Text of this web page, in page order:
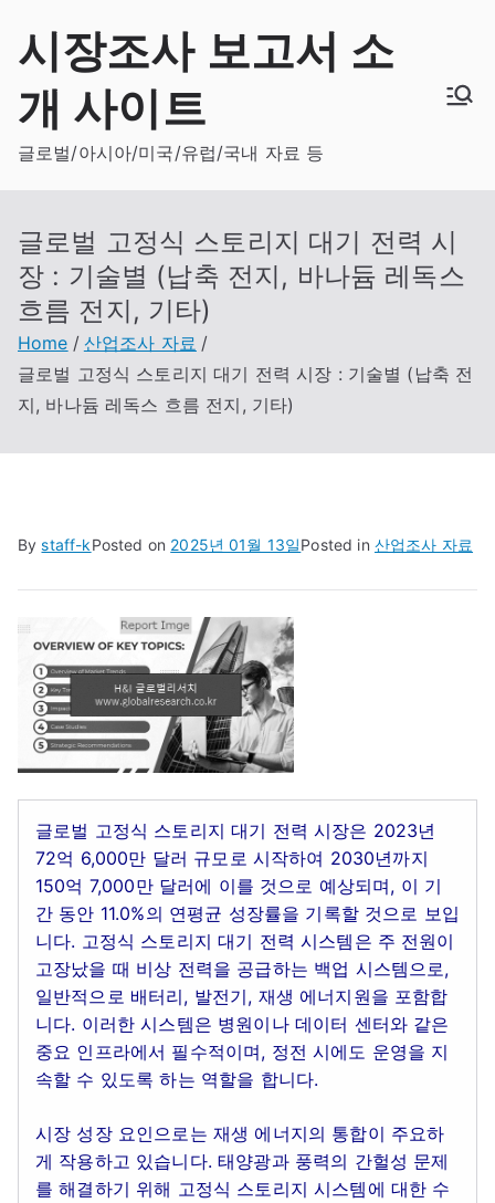
content
시장조사 보고서 소
개 사이트
글로벌/아시아/미국/유럽/국내 자료 등
글로벌 고정식 스토리지 대기 전력 시
장 : 기술별 (납축 전지, 바나듐 레독스
흐름 전지, 기타)
Home
산업조사 자료
글로벌 고정식 스토리지 대기 전력 시장 : 기술별 (납축 전
지, 바나듐 레독스 흐름 전지, 기타)
Bystaff-kPosted on 2025년 01월 13일Posted in 산업조사 자료
글로벌 고정식 스토리지 대기 전력 시장은 2023년
72억 6,000만 달러 규모로 시작하여 2030년까지
150억 7,000만 달러에 이를 것으로 예상되며, 이 기
간 동안 11.0%의 연평균 성장률을 기록할 것으로 보입
니다. 고정식 스토리지 대기 전력 시스템은 주 전원이
고장났을 때 비상 전력을 공급하는 백업 시스템으로,
일반적으로 배터리, 발전기, 재생 에너지원을 포함합
니다. 이러한 시스템은 병원이나 데이터 센터와 같은
중요 인프라에서 필수적이며, 정전 시에도 운영을 지
속할 수 있도록 하는 역할을 합니다.
시장 성장 요인으로는 재생 에너지의 통합이 주요하
게 작용하고 있습니다. 태양광과 풍력의 간헐성 문제
를 해결하기 위해 고정식 스토리지 시스템에 대한 수